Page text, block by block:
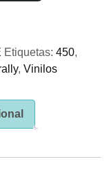
Etiquetas: 450,
, Vinilos